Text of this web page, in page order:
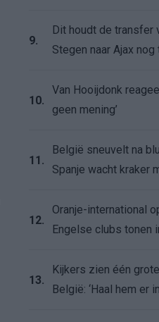
9.
Dit houdt de transfer
Stegen naar Ajax nog
10.
Van Hooijdonk
geen mening’
11.
België sneuvelt na
Spanje wacht kraker
12.
Oranje-international
Engelse clubs tonen
13.
Kijkers zien één
België: ‘Haal hem er